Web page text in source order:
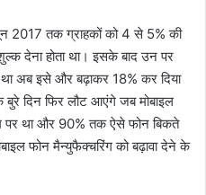
तक ग्राहकों को 4 से 5% की
देना होता था। इसके बाद उन पर
था अब इसे और बढ़ाकर 18% कर दिया
बुरे दिन फिर लौट आएंगे जब मोबाइल
पर था और 90% तक ऐसे फोन बिकते
फोन मैन्युफैक्चरिंग को बढ़ावा देने के